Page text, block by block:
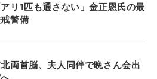
アリ1匹も通さない」金正恩氏の最
警備
両首脳、夫人同伴で晩さん会出